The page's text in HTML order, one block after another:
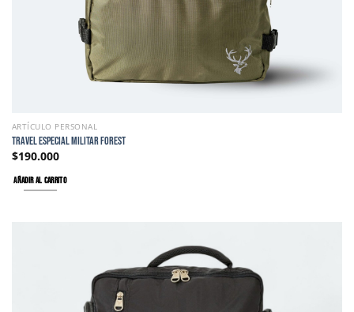
ARTÍCULO PERSONAL
TRAVEL ESPECIAL MILITAR FOREST
$190.000
AÑADIR AL CARRITO